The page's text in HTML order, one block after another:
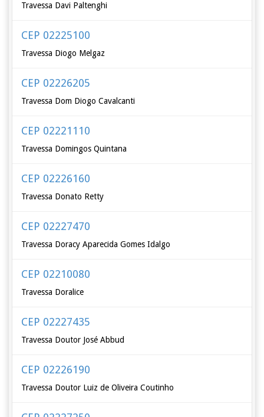
Travessa Davi Paltenghi
CEP 02225100
Travessa Diogo Melgaz
CEP 02226205
Travessa Dom Diogo Cavalcanti
CEP 02221110
Travessa Domingos Quintana
CEP 02226160
Travessa Donato Retty
CEP 02227470
Travessa Doracy Aparecida Gomes Idalgo
CEP 02210080
Travessa Doralice
CEP 02227435
Travessa Doutor José Abbud
CEP 02226190
Travessa Doutor Luiz de Oliveira Coutinho